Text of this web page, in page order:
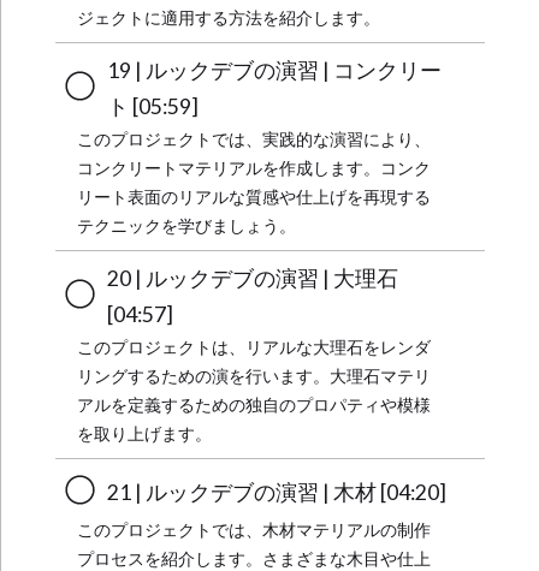
ジェクトに適用する方法を紹介します。
19 | ルックデブの演習 | コンクリー
ト [05:59]
このプロジェクトでは、実践的な演習により、
コンクリートマテリアルを作成します。コンク
リート表面のリアルな質感や仕上げを再現する
テクニックを学びましょう。
20 | ルックデブの演習 | 大理石
[04:57]
このプロジェクトは、リアルな大理石をレンダ
リングするための演を行います。大理石マテリ
アルを定義するための独自のプロパティや模様
を取り上げます。
21 | ルックデブの演習 | 木材 [04:20]
このプロジェクトでは、木材マテリアルの制作
プロセスを紹介します。さまざまな木目や仕上